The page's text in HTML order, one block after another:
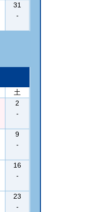
31
-
土
2
-
9
-
16
-
23
-